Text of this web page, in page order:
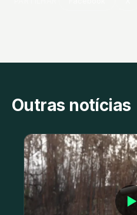
Outras notícias
▶